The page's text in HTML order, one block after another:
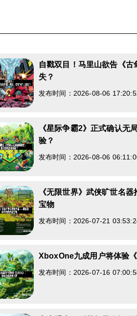
自戳双目！马里山欲告《古
失？
发布时间：2026-08-06
《星际争霸2》正式确认无
验？
发布时间：2026-08-06
《无限世界》武侠旷世名
宝物
发布时间：2026-07-21
XboxOne九成用户将体验
发布时间：2026-07-16